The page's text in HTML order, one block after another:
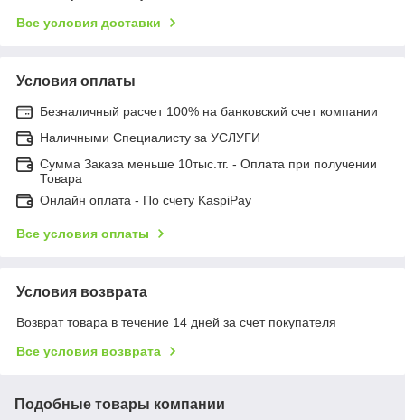
Все условия доставки
Условия оплаты
Безналичный расчет 100% на банковский счет компании
Наличными Специалисту за УСЛУГИ
Сумма Заказа меньше 10тыс.тг. - Оплата при получении
Товара
Онлайн оплата - По счету KaspiPay
Все условия оплаты
Условия возврата
Возврат товара в течение 14 дней за счет покупателя
Все условия возврата
Подобные товары компании